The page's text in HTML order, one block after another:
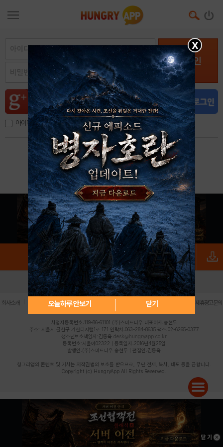
로그인
아이디, 이메일 저장
아이디 / 비밀번호 찾기 회원가입
X
오늘하루 안보기 닫기
로그인 PC버전 전체앱
회사소개 | 개인정보 처리방침 불법촬영물 신고센터 제휴광고문의
사업자등록번호:119-86-61101 (주)스마트나우 대표이사:송현두
주소: 서울시 금천구 가산디지털1로 171 연락처:063-284-8635 팩스:02-6265-0377
청소년보호책임자:김동욱 desk@hungryapp.co.kr
등록번호:서울아02322 | 등록일자:2016년4월25일
발행인:(주)스마트나우 송현두 | 편집인:김동욱
헝그리앱의 콘텐츠 및 기사는 저작권법의 보호를 받으므로, 무단 전재, 복사, 배포 등을 금합니다.
Copyright (c) HungryApp All Rights Reserved.